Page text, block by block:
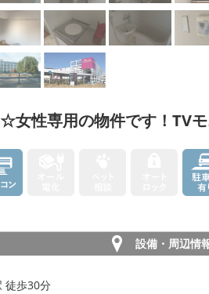
女性専用の物件です！TV
設備・周辺情
徒歩30分